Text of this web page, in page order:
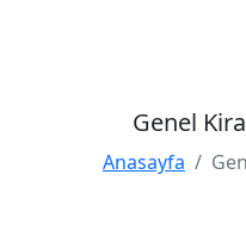
Genel
Anasayfa